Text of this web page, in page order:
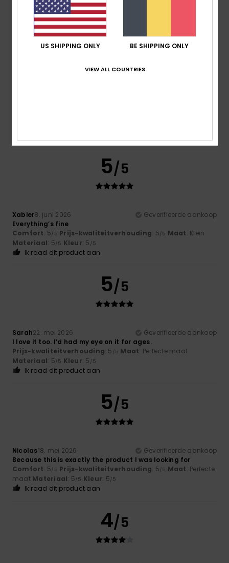
5
5/5
Xabier8. juni 2026
Geverifieerde aankoop
Everything’s fine
Comfort: 5/5 Prijs-kwaliteitverhouding: 5/5 Maat: Klein
Materiaal: 5/5 Kleur: 5 /5
Ik raad dit product aan
5/5
Sarah22. mei 2026
Geverifieerde aankoop
I love it too. I’d had my eye on it for ages.
Prijs-kwaliteitverhouding: 5 /5 Maat: Perfecte maat
Materiaal: 5/5 Kleur: 5 /5
Ik raad dit product aan
5/5
Nicolas18. mei 2026
Geverifieerde aankoop
Because this is exactly the product I was looking for
Comfort: 5/5 Prijs-kwaliteitverhouding: 5/5 Maat: Perfecte
maat Materiaal: 5/5 Kleur: 5/5
Ik raad dit product aan
4/5
US SHIPPING ONLY BE SHIPPING ONLY
VIEW ALL COUNTRIES